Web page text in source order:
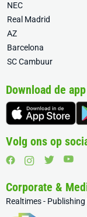
NEC
Real Madrid
AZ
Barcelona
SC Cambuur
Download de app
Volg ons op
Corporate &
Realtimes -